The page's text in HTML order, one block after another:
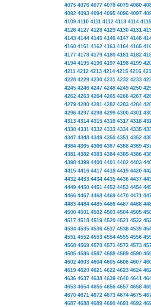
4075 4076 4077 4078 4079 4080
4092 4093 4094 4095 4096 4097
4109 4110 4111 4112 4113 4114 4115
4126 4127 4128 4129 4130 4131
4143 4144 4145 4146 4147 4148
4160 4161 4162 4163 4164 4165
4177 4178 4179 4180 4181 4182
4194 4195 4196 4197 4198 4199
4211 4212 4213 4214 4215 4216
4228 4229 4230 4231 4232 4233
4245 4246 4247 4248 4249 4250
4262 4263 4264 4265 4266 4267
4279 4280 4281 4282 4283 4284
4296 4297 4298 4299 4300 4301
4313 4314 4315 4316 4317 4318
4330 4331 4332 4333 4334 4335
4347 4348 4349 4350 4351 4352
4364 4365 4366 4367 4368 4369
4381 4382 4383 4384 4385 4386
4398 4399 4400 4401 4402 4403
4415 4416 4417 4418 4419 4420
4432 4433 4434 4435 4436 4437
4449 4450 4451 4452 4453 4454
4466 4467 4468 4469 4470 4471
4483 4484 4485 4486 4487 4488
4500 4501 4502 4503 4504 4505
4517 4518 4519 4520 4521 4522
4534 4535 4536 4537 4538 4539
4551 4552 4553 4554 4555 4556
4568 4569 4570 4571 4572 4573
4585 4586 4587 4588 4589 4590
4602 4603 4604 4605 4606 4607
4619 4620 4621 4622 4623 4624
4636 4637 4638 4639 4640 4641
4653 4654 4655 4656 4657 4658
4670 4671 4672 4673 4674 4675
4687 4688 4689 4690 4691 4692